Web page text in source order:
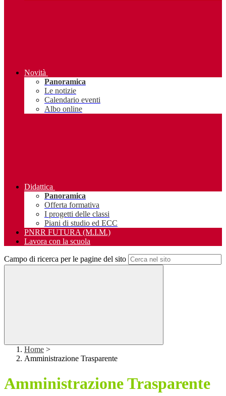
Novità
Panoramica
Le notizie
Calendario eventi
Albo online
Didattica
Panoramica
Offerta formativa
I progetti delle classi
Piani di studio ed ECC
PNRR FUTURA (M.I.M.)
Lavora con la scuola
Campo di ricerca per le pagine del sito
Home >
Amministrazione Trasparente
Amministrazione Trasparente